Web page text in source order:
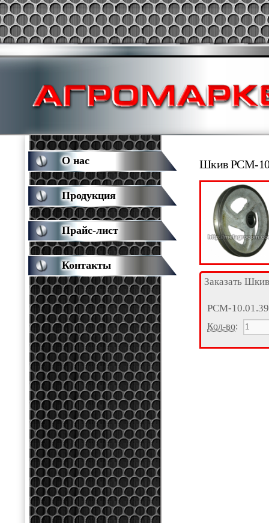
Шкив РСМ-
Заказать Шкив
РСМ-
Кол-во:
О нас
Продукция
Прайс-лист
Контакты